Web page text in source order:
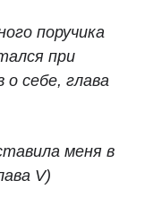
поручика
при
о себе, глава
меня в
V)